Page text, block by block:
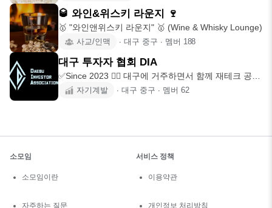
🥃 와인&위스키 라운지 🍷
🥇 "와인앤위스키 라운지" 🥇 (Wine & Whisky Lounge)
사교/인맥 ∙ 대구 중구 ∙ 멤버 188
대구 투자자 협회 DIA
✅️Since 2023 🙋‍♂️ 대구에 거주하면서 함께 재테크 공부
를
자기계발 ∙ 대구 중구 ∙ 멤버 62
소모임
소모임이란
자주하는 질문
서비스 정책
이용약관
개인정보 처리방침